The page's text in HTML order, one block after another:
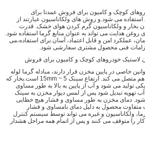
کوچک و کامیون برای فروش عمدتا برای
می شود.و روش های ولکاناسیون عبارتند از
بخار و ولکاناسیون گرم کردن هوای خشک. قدرت
روغن هدایت می تواند به عنوان منابع گرما استفاده شود.
عملکرد امن و قابل اعتماد، آسان برای استفاده،می
الزامات فنی محصول مشتری سفارشی شود.
لاستیک خودروهای کوچک و کامیون برای فروش
خاصی در پایین مخزن قرار دارند، مبادله گرما لوله
های گرم برقی و کانال آب را به هم متصل می کند. ارتفاع سینک 5 ~ 15mm است.بخار که
تولید می شود و آب از پایین به بالا به طور مساوی
تهویه تبدیل شود پس از لمس دیوار مخزن به سینک
دمای مخزن به طور مساوی و فشار هیچ خطایی
متفاوت محصول به دلیل دمای نامساوی و فشار
ولکاناسیون و غیره می تواند توسط سیستم کنترل
را متوقف می کنند و پس از اتمام همه مراحل هشدار